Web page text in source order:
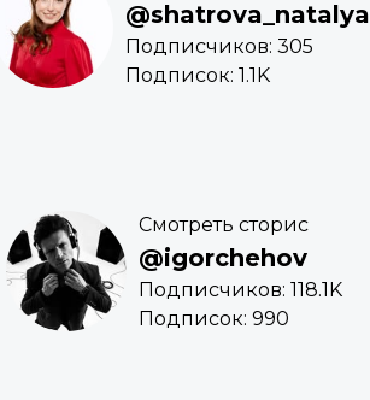
@shatrova_natalya_
Подписчиков: 305
Подписок: 1.1K
Смотреть сторис
@igorchehov
Подписчиков: 118.1K
Подписок: 990